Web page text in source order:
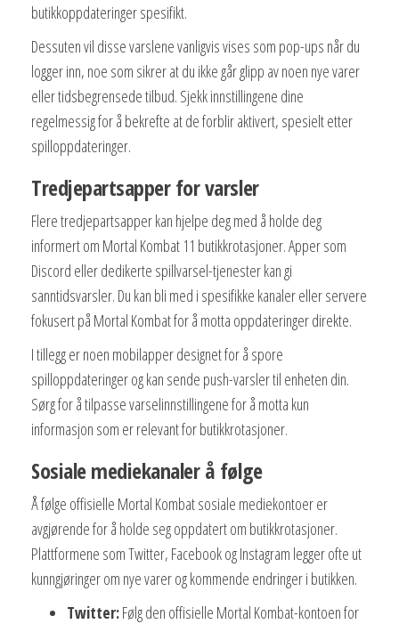
butikkoppdateringer spesifikt.
Dessuten vil disse varslene vanligvis vises som pop-ups når du
logger inn, noe som sikrer at du ikke går glipp av noen nye varer
eller tidsbegrensede tilbud. Sjekk innstillingene dine
regelmessig for å bekrefte at de forblir aktivert, spesielt etter
spilloppdateringer.
Tredjepartsapper for varsler
Flere tredjepartsapper kan hjelpe deg med å holde deg
informert om Mortal Kombat 11 butikkrotasjoner. Apper som
Discord eller dedikerte spillvarsel-tjenester kan gi
sanntidsvarsler. Du kan bli med i spesifikke kanaler eller servere
fokusert på Mortal Kombat for å motta oppdateringer direkte.
I tillegg er noen mobilapper designet for å spore
spilloppdateringer og kan sende push-varsler til enheten din.
Sørg for å tilpasse varselinnstillingene for å motta kun
informasjon som er relevant for butikkrotasjoner.
Sosiale mediekanaler å følge
Å følge offisielle Mortal Kombat sosiale mediekontoer er
avgjørende for å holde seg oppdatert om butikkrotasjoner.
Plattformene som Twitter, Facebook og Instagram legger ofte ut
kunngjøringer om nye varer og kommende endringer i butikken.
Twitter:Følg den offisielle Mortal Kombat-kontoen for